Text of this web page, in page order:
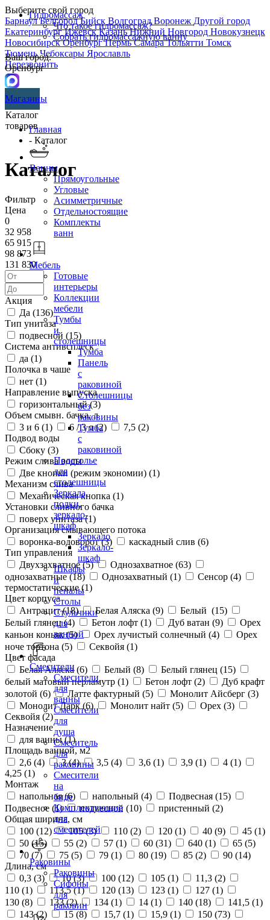
Выберите свой город
БарнаулБелгородБийск ВолгоградВоронеж Другой город
ЕкатеринбургИжевскКазаньНижний Новгород Новокузнецк
НовосибирскОренбургПермьСамараТольятти Томск
ТюменьЧебоксары Ярославль
Перезвонить
Гидромассаж
Что такое гидромассаж?
Собрать гидромассажную ванну
Ваш город:
Оренбург
Магазины
Каталог
товаров
Ванны
Прямоугольные
Угловые
Асимметричные
Отдельностоящие
Комплекты
ванн
Мебель
Готовые
интерьеры
Коллекции
мебели
Тумбы
и
столешницы
Тумба
Панель
с
раковиной
Столешницы
без
раковины
Тумба
с
раковиной
Подстолье
для
столешницы
Зеркала,
полки,
зеркало-
шкаф
Зеркало
Зеркало-
шкаф
Шкафы
и
пеналы
Столы
Стульчики
для
ванной
Смесители
Смесители
для
ванны
Смесители
для
душа
Смеситель
для
раковины
Смесители
на
биде
Комплектующие
для
смесителей
Раковины
Раковины
Сифоны
для
раковин
Главная
- Каталог
Каталог
Фильтр
Цена
0
32 958
65 915
98 873
131 830
Акция
Да (136)
Тип унитаза
подвесной (15)
Система антивсплеск
да (1)
Полочка в чаше
нет (1)
Направление выпуска
горизонтальный (3)
Объем смывн. бачка, л
3 и 6 (1) 6 / 3 л (2) 7,5 (2)
Подвод воды
Сбоку (3)
Режим слива воды
Две кнопки (режим экономии) (1)
Механизм слива
Механическая кнопка (1)
Установки сливного бачка
поверх унитаза (1)
Организация смывающего потока
воронка-водоворот (3) каскадный слив (6)
Тип управления
Двухзахватное (5) Однозахватное (63)
однозахватные (18) Однозахватный (1) Сенсор (4)
термостатические (1)
Цвет корпуса
Антрацит (18) Белая Аляска (9) Белый (15)
Белый глянец (4) Бетон лофт (1) Дуб ватан (9)
Орех
каньон коньяк (5) Орех лучистый солнечный (4)
Орех
ноче тортона (5) Секвойя (1)
Цвет фасада
Белая Аляска (6) Белый (8) Белый глянец (15)
белый матовый перламутр (1) Бетон лофт (2)
Дуб крафт
золотой (6) Латте фактурный (5) Монолит Айсберг (3)
Монолит Дарк (6) Монолит найт (5) Орех (3)
Секвойя (2)
Назначение
для ванны (1)
Площадь ванной, м2
2,6 (4) 3 (4) 3,5 (4) 3,6 (1) 3,9 (1) 4 (1)
4,25 (1)
Монтаж
напольная (6) напольный (4) Подвесная (15)
Подвесное (1) подвесной (10) пристенный (2)
Общая ширина, см
100 (12) 105 (3) 110 (2) 120 (1) 40 (9) 45 (1)
50 (15) 55 (2) 57 (1) 60 (31) 640 (1) 65 (5)
70 (7) 75 (5) 79 (1) 80 (19) 85 (2) 90 (14)
Длина, см
0,3 (3) 10 (3) 100 (12) 105 (1) 11,3 (2)
110 (1) 113,5 (1) 120 (13) 123 (1) 127 (1)
130 (8) 133 (2) 134 (1) 14 (1) 140 (18) 141,5 (1)
143 (2) 15 (8) 15,7 (1) 15,9 (1) 150 (73)